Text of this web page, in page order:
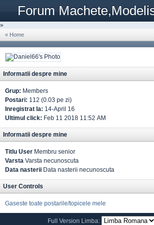
Forum
»
« Home
Informatii despre mine
Grup: Members
Postari: 112 (0.03 pe zi)
Inregistrat la: 14-April 16
Ultimul click: Feb 11 2018 11:52 AM
Informatii despre mine
Titlu User Membru senior
Varsta Varsta necunoscuta
Data nasterii Data nasterii necunoscuta
User Controls
Gaseste toate postarile/topicele mele
Full Version Limba: